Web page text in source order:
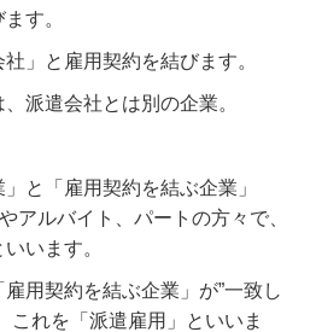
す。
社」と雇用契約を結びます。
派遣会社とは別の企業。
と「雇用契約を結ぶ企業」
アルバイト、パートの方々で、
います。
雇用契約を結ぶ企業」が”一致し
これを「派遣雇用」
といいま